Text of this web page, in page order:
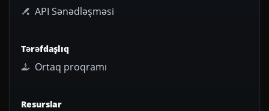
API Sənədləşməsi
Tərəfdaşlıq
Ortaq proqramı
Resurslar